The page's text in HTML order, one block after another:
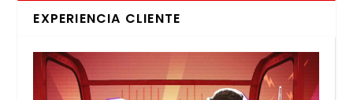
EXPERIENCIA CLIENTE